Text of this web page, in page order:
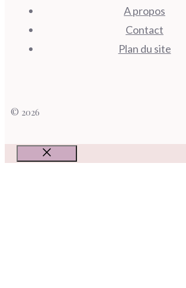
A propos
Contact
Plan du site
© 2026
Fermer